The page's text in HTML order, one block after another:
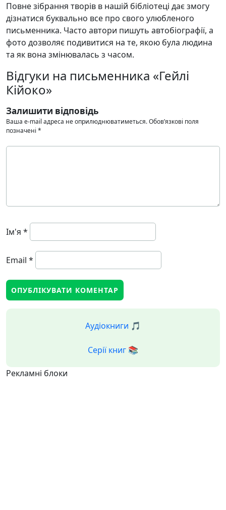
Повне зібрання творів в нашій бібліотеці дає змогу
дізнатися буквально все про свого улюбленого
письменника. Часто автори пишуть автобіографії, а
фото дозволяє подивитися на те, якою була людина
та як вона змінювалась з часом.
Відгуки на письменника «Гейлі
Кійоко»
Залишити відповідь
Ваша e-mail адреса не оприлюднюватиметься.Обов’язкові поля
позначені *
Ім'я *
Email *
Аудіокниги 🎵
Серії книг 📚
Рекламні блоки